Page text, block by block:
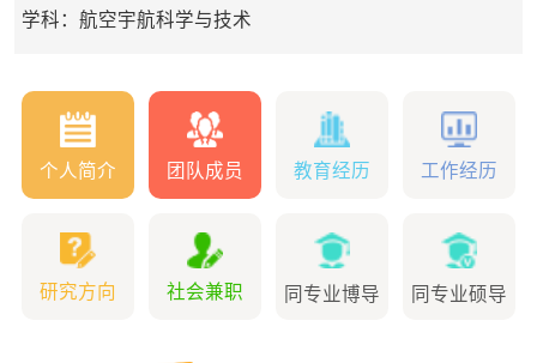
学科：航空宇航科学与技术
个人简介 团队成员 教育经历 工作经历
研究方向 社会兼职 同专业博导 同专业硕导